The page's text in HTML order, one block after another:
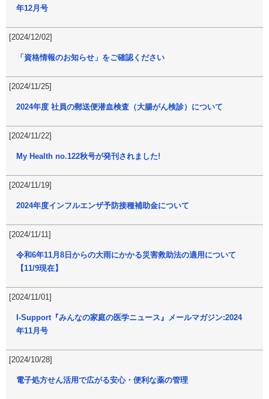
年12月号
[2024/12/02]
「資格情報のお知らせ」をご確認ください
[2024/11/25]
2024年度 社員の郵送便潜血検査（大腸がん検診）について
[2024/11/22]
My Health no.122秋号が発刊されました!
[2024/11/19]
2024年度インフルエンザ予防接種補助金について
[2024/11/11]
令和6年11月8日からの大雨にかかる災害救助法の適用について
【11/9現在】
[2024/11/01]
I-Support『みんなの家庭の医学ニュース』メールマガジン:2024
年11月号
[2024/10/28]
電子処方せん活用で広がる安心・便利な薬の管理